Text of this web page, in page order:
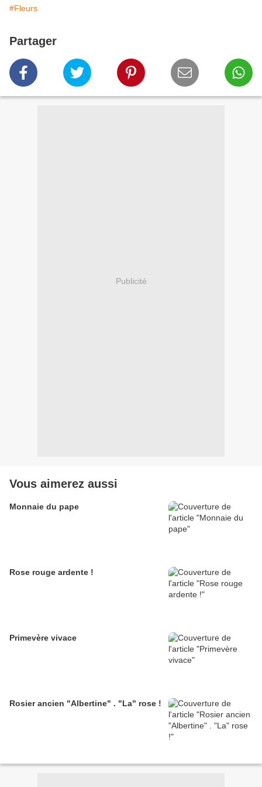
#Fleurs
Partager
Publicité
Vous aimerez aussi
Monnaie du pape
Rose rouge ardente !
Primevère vivace
Rosier ancien "Albertine" . "La" rose !